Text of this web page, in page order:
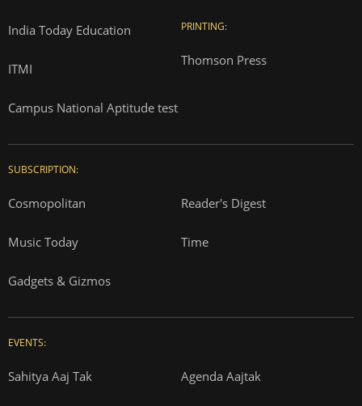
India Today Education
ITMI
Campus National Aptitude test
PRINTING:
Thomson Press
SUBSCRIPTION:
Cosmopolitan Reader's Digest
Music Today Time
Gadgets & Gizmos
EVENTS:
Sahitya Aaj Tak Agenda Aajtak